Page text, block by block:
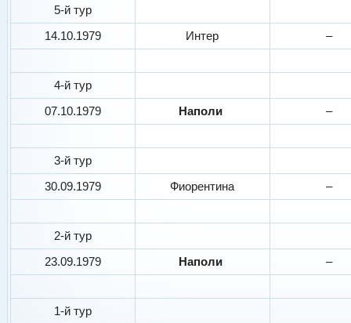
5-й тур
14.10.1979
Интер –
4-й тур
07.10.1979
Наполи –
3-й тур
30.09.1979
Фиорентина –
2-й тур
23.09.1979
Наполи –
1-й тур